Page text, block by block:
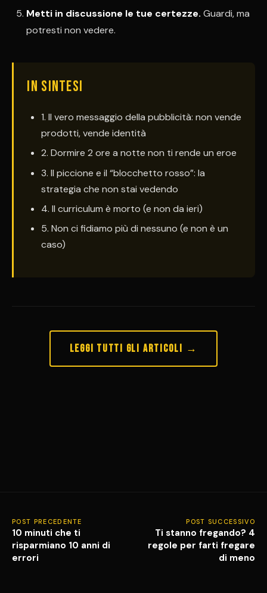
Metti in discussione le tue certezze. Guardi, ma
potresti non vedere.
IN SINTESI
1. Il vero messaggio della pubblicità: non vende
prodotti, vende identità
2. Dormire 2 ore a notte non ti rende un eroe
3. Il piccione e il “blocchetto rosso”: la
strategia che non stai vedendo
4. Il curriculum è morto (e non da ieri)
5. Non ci fidiamo più di nessuno (e non è un
caso)
Leggi tutti gli articoli →
POST PRECEDENTE
10 minuti che ti
risparmiano 10 anni di
errori
POST SUCCESSIVO
Ti stanno fregando? 4
regole per farti fregare
di meno